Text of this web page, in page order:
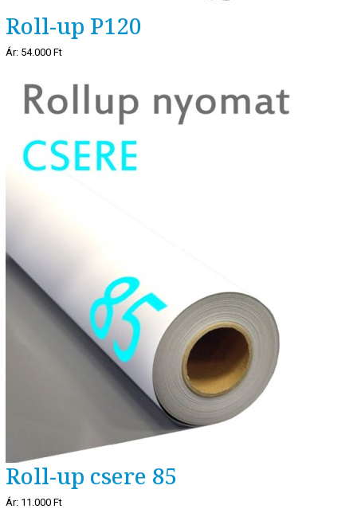
Roll-up P120
Ár: 54.000 Ft
Roll-up csere 85
Ár: 11.000 Ft